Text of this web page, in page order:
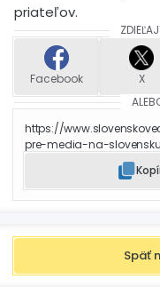
priateľov.
Facebook X
https://
pre-media-na-
Späť